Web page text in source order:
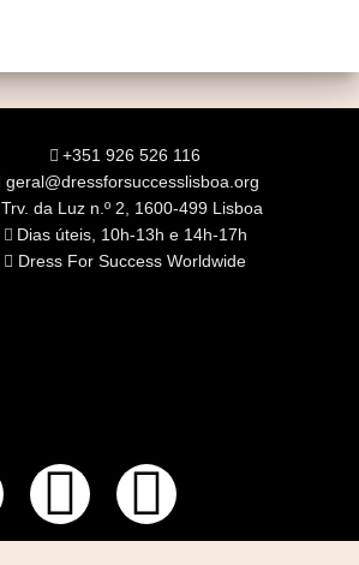
+351 926 526 116
geral@dressforsuccesslisboa.org
Trv. da Luz n.º 2, 1600-499 Lisboa
Dias úteis, 10h-13h e 14h-17h
Dress For Success Worldwide